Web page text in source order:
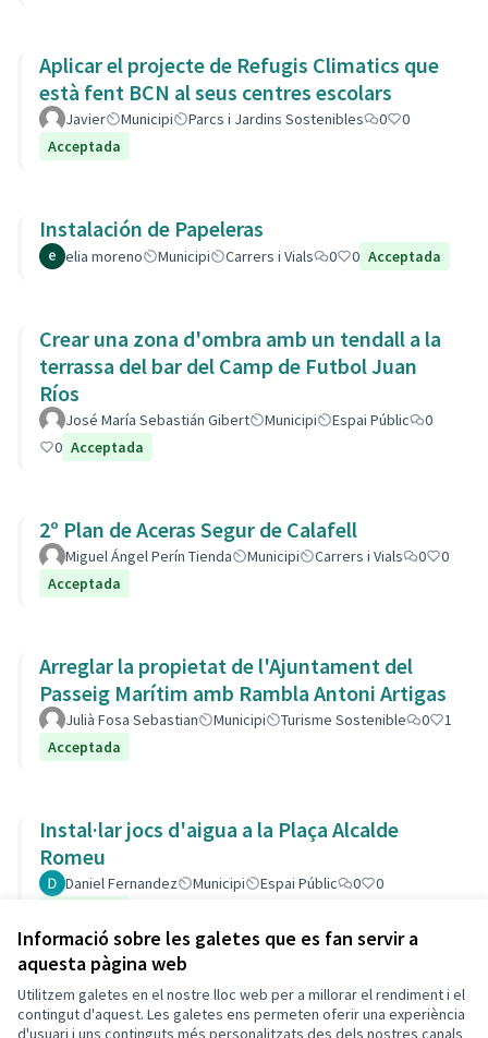
Informació sobre les galetes que es fan servir a
aquesta pàgina web
Utilitzem galetes en el nostre lloc web per a millorar el rendiment i el
contingut d'aquest. Les galetes ens permeten oferir una experiència
d'usuari i uns continguts més personalitzats des dels nostres canals
Aplicar el projecte de Refugis Climatics que
està fent BCN al seus centres escolars
Javier Municipi Parcs i Jardins Sostenibles 0
0
Acceptada
Instalación de Papeleras
elia moreno Municipi Carrers i Vials 0 0 Acceptada
Crear una zona d'ombra amb un tendall a la
terrassa del bar del Camp de Futbol Juan
Ríos
José María Sebastián Gibert Municipi Espai Públic
0
0 Acceptada
2º Plan de Aceras Segur de Calafell
Miguel Ángel Perín Tienda Municipi Carrers i Vials 0
0
Acceptada
Arreglar la propietat de l'Ajuntament del
Passeig Marítim amb Rambla Antoni Artigas
Julià Fosa Sebastian Municipi Turisme Sostenible 0
1
Acceptada
Instal·lar jocs d'aigua a la Plaça Alcalde
Romeu
Daniel Fernandez Municipi Espai Públic 0
0
Termes i condicions d'ús
Configuració de les galetes